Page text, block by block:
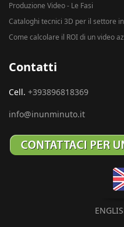
Produzione Video - Le Fasi
Cataloghi tecnici 3D per il settore
Come calcolare il ROI di un video
Contatti
Cell. +393896818369
info@inunminuto.it